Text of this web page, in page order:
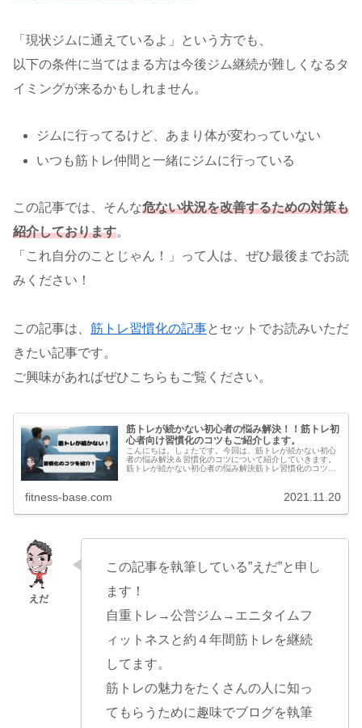
「現状ジムに通えているよ」という方でも、
以下の条件に当てはまる方は今後ジム継続が難しくなるタ
イミングが来るかもしれません。
ジムに行ってるけど、あまり体が変わっていない
いつも筋トレ仲間と一緒にジムに行っている
この記事では、そんな危ない状況を改善するための対策も
紹介しております。
「これ自分のことじゃん！」って人は、ぜひ最後までお読
みください！
この記事は、 筋トレ習慣化の記事とセットでお読みいただ
きたい記事です。
ご興味があればぜひこちらもご覧ください。
筋トレが続かない初心者の悩み解決！！筋トレ初
心者向け習慣化のコツもご紹介します。
こんにちは。しょたです。今回は、筋トレが続かない初心
者の悩み解決＆習慣化のコツについて紹介していきます。
筋トレが続かない初心者の悩み解決筋トレ習慣化のコツ上
fitness-base.com 2021.11.20
この記事を執筆している”えだ”と申し
ます！
自重トレ→公営ジム→エニタイムフ
ィットネスと約４年間筋トレを継続
してます。
筋トレの魅力をたくさんの人に知っ
てもらうために趣味でブログを執筆